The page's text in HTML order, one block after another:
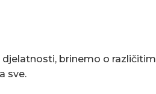
brinemo o
sve.